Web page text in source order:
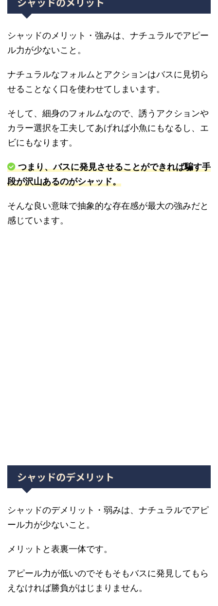
シャッドのメリット・強みは、ナチュラルでアピー
ル力が少ないこと。
ナチュラルなフォルムとアクションはバスに見切ら
せることなく口を使わせてしまいます。
そして、細身のフォルムなので、誘うアクションや
カラー選択を工夫してあげれば小魚にもなるし、エ
ビにもなります。
つまり、バスに発見させることができれば騙す手
段が沢山あるのがシャッド。
そんな良い意味で抽象的な存在感が最大の強みだと
感じています。
シャッドのデメリット
シャッドのデメリット・弱みは、ナチュラルでアピ
ール力が少ないこと。
メリットと表裏一体です。
アピール力が低いのでそもそもバスに発見してもら
えなければ勝負がはじまりません。